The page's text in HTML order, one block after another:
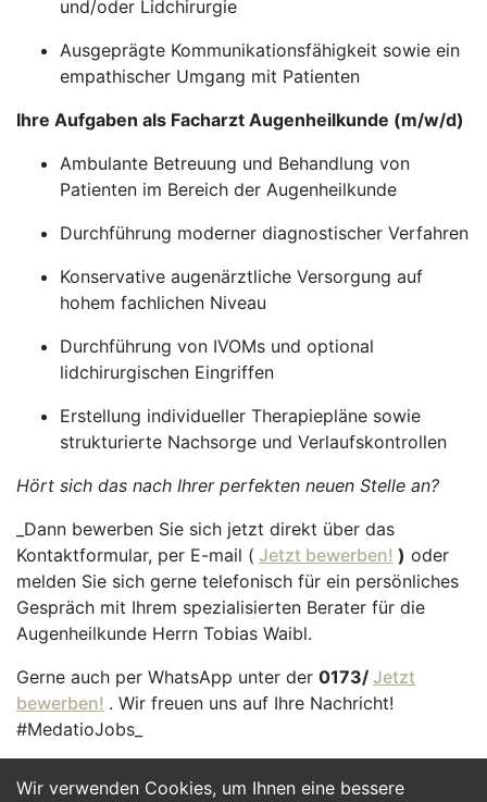
Wir verwenden Cookies, um Ihnen eine bessere
und/oder Lidchirurgie
Ausgeprägte Kommunikationsfähigkeit sowie ein
empathischer Umgang mit Patienten
Ihre Aufgaben als Facharzt Augenheilkunde (m/w/d)
Ambulante Betreuung und Behandlung von
Patienten im Bereich der Augenheilkunde
Durchführung moderner diagnostischer Verfahren
Konservative augenärztliche Versorgung auf
hohem fachlichen Niveau
Durchführung von IVOMs und optional
lidchirurgischen Eingriffen
Erstellung individueller Therapiepläne sowie
strukturierte Nachsorge und Verlaufskontrollen
Hört sich das nach Ihrer perfekten neuen Stelle an?
_Dann bewerben Sie sich jetzt direkt über das
Kontaktformular, per E-mail ( Jetzt bewerben! ) oder
melden Sie sich gerne telefonisch für ein persönliches
Gespräch mit Ihrem spezialisierten Berater für die
Augenheilkunde Herrn Tobias Waibl.
Gerne auch per WhatsApp unter der 0173/ Jetzt
bewerben! . Wir freuen uns auf Ihre Nachricht!
#MedatioJobs_